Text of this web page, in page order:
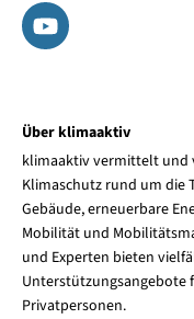
Über klimaaktiv
klimaaktiv vermittelt und
Klimaschutz rund um die
Gebäude, erneuerbare
Mobilität und
und Experten bieten
Unterstützungsangebote
Privatpersonen.